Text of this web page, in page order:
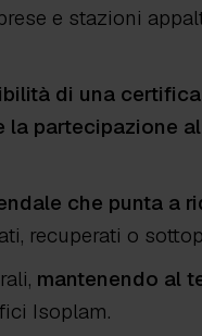
e stazioni
di una
partecipazione
che punta a
recuperati o
mantenendo al
Isoplam.